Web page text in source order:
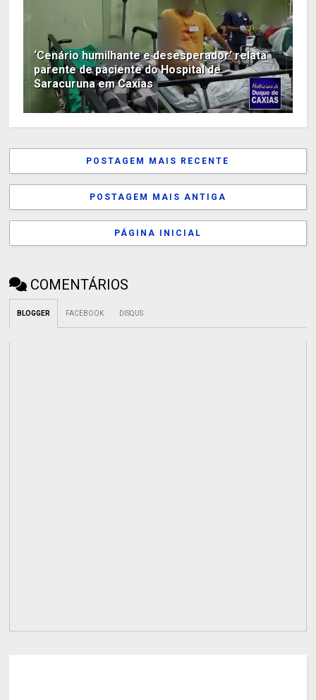
‘Cenário humilhante e desesperador’ relata
parente de paciente do Hospital de
Saracuruna em Caxias
POSTAGEM MAIS RECENTE
POSTAGEM MAIS ANTIGA
PÁGINA INICIAL
COMENTÁRIOS
BLOGGER FACEBOOK DISQUS